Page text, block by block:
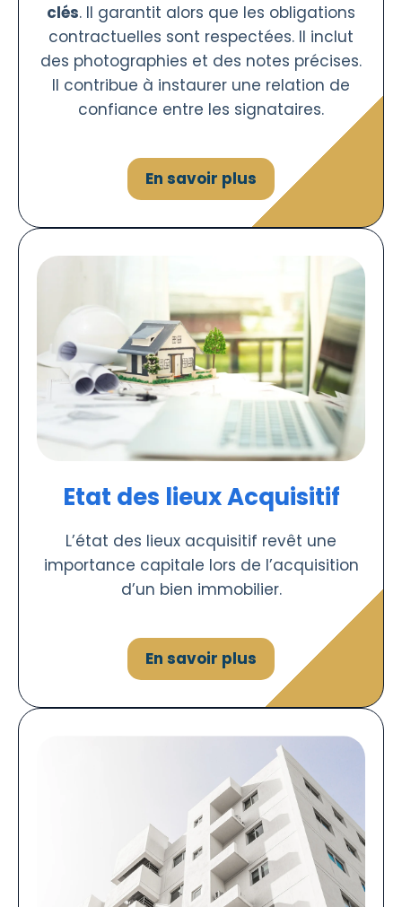
clés. Il garantit alors que les obligations
contractuelles sont respectées. Il inclut
des photographies et des notes précises.
Il contribue à instaurer une relation de
confiance entre les signataires.
En savoir plus
Etat des lieux Acquisitif
L’état des lieux acquisitif revêt une
importance capitale lors de l’acquisition
d’un bien immobilier.
En savoir plus